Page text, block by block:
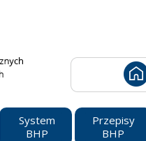
System
BHP
Przepisy
BHP